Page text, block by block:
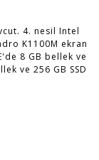
4. nesil Intel
K1100M ekran
8 GB bellek ve
ve 256 GB SSD